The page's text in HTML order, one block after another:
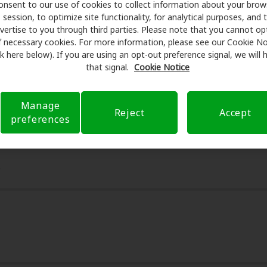
to our use of cookies to collect information about your
session, to optimize site functionality, for analytical purposes, and
to you through third parties. Please note that you cannot
necessary cookies. For more information, please see our Cookie
here below). If you are using an opt-out preference signal, we will
that signal. Cookie Notice
Manage
preferences
Reject Accept
con profesionales licenciados para evaluaciones,
en HearUSA, Amplifon Hearing Health Care se
de bolsillo y de presentar una derivación. Nuestro
auditiva y liberarlo de preocupaciones con nuestro
seguro y con opciones de pago flexibles cuando están